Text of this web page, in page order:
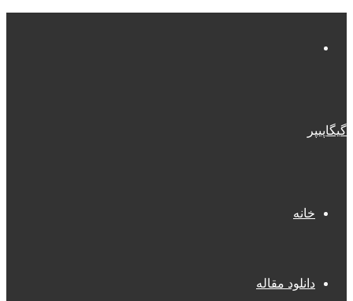
گیگاپیپر
خانه
دانلود مقاله